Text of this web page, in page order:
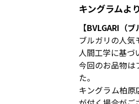
キングラムよ
【BVLGARI（
ブルガリの人気
人間工学に基づ
今回のお品物は
た。
キングラム柏